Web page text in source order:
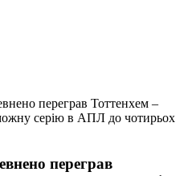
переграв Тоттенхем –
серію в АПЛ до чотирьох
переграв